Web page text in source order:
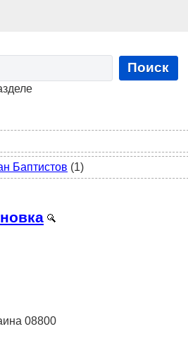
Поиск
Баптистов (1)
08800